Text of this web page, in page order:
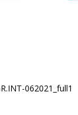
062021_full1